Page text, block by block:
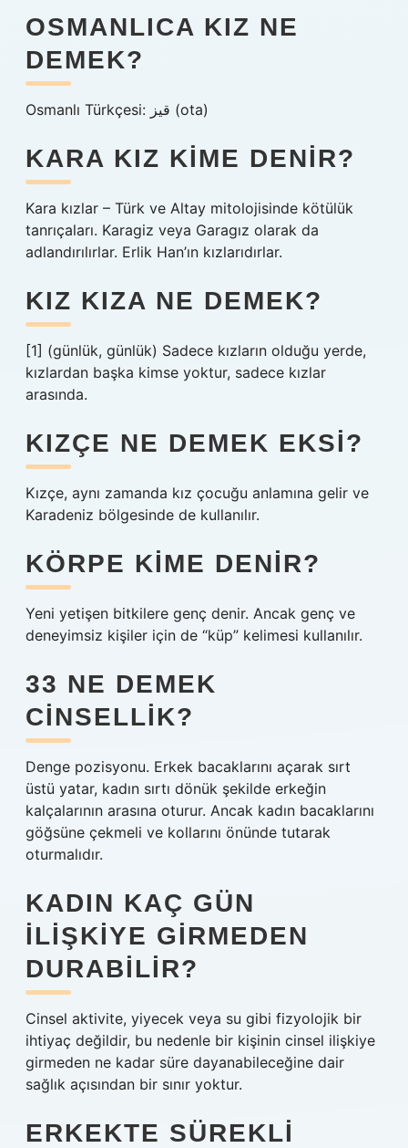
OSMANLICA KIZ NE
DEMEK?
Osmanlı Türkçesi: قیز‎ (ota)
KARA KIZ KIME DENIR?
Kara kızlar – Türk ve Altay mitolojisinde kötülük
tanrıçaları. Karagiz veya Garagız olarak da
adlandırılırlar. Erlik Han’ın kızlarıdırlar.
KIZ KIZA NE DEMEK?
[1] (günlük, günlük) Sadece kızların olduğu yerde,
kızlardan başka kimse yoktur, sadece kızlar
arasında.
KIZÇE NE DEMEK EKSI?
Kızçe, aynı zamanda kız çocuğu anlamına gelir ve
Karadeniz bölgesinde de kullanılır.
KÖRPE KIME DENIR?
Yeni yetişen bitkilere genç denir. Ancak genç ve
deneyimsiz kişiler için de “küp” kelimesi kullanılır.
33 NE DEMEK
CINSELLIK?
Denge pozisyonu. Erkek bacaklarını açarak sırt
üstü yatar, kadın sırtı dönük şekilde erkeğin
kalçalarının arasına oturur. Ancak kadın bacaklarını
göğsüne çekmeli ve kollarını önünde tutarak
oturmalıdır.
KADIN KAÇ GÜN
ILIŞKIYE GIRMEDEN
DURABILIR?
Cinsel aktivite, yiyecek veya su gibi fizyolojik bir
ihtiyaç değildir, bu nedenle bir kişinin cinsel ilişkiye
girmeden ne kadar süre dayanabileceğine dair
sağlık açısından bir sınır yoktur.
ERKEKTE SÜREKLI